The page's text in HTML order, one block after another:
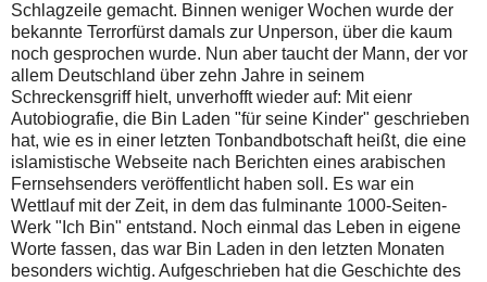
Schlagzeile gemacht. Binnen weniger Wochen wurde der
bekannte Terrorfürst damals zur Unperson, über die kaum
noch gesprochen wurde. Nun aber taucht der Mann, der vor
allem Deutschland über zehn Jahre in seinem
Schreckensgriff hielt, unverhofft wieder auf: Mit eienr
Autobiografie, die Bin Laden "für seine Kinder" geschrieben
hat, wie es in einer letzten Tonbandbotschaft heißt, die eine
islamistische Webseite nach Berichten eines arabischen
Fernsehsenders veröffentlicht haben soll. Es war ein
Wettlauf mit der Zeit, in dem das fulminante 1000-Seiten-
Werk "Ich Bin" entstand. Noch einmal das Leben in eigene
Worte fassen, das war Bin Laden in den letzten Monaten
besonders wichtig. Aufgeschrieben hat die Geschichte des